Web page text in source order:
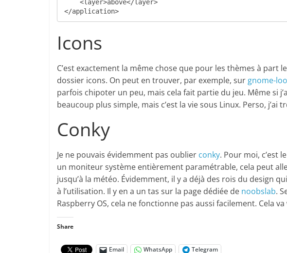
</application>
Icons
C’est exactement la même chose que pour les thèmes à part
dossier icons. On peut en trouver, par exemple, sur gnome-
parfois chipoter un peu, mais cela fait partie du jeu. Même si
beaucoup plus simple, mais c’est la vie sous Linux. Perso, j’ai
Conky
Je ne pouvais évidemment pas oublier conky. Pour moi, c’est
un moniteur système entièrement paramétrable, cela peut
jusqu’à la météo. Évidemment, il y a déjà des rois du design
à l’utilisation. Il y en a un tas sur la page dédiée de noobslab.
Raspberry OS, cela ne fonctionne pas aussi facilement. Cela
Share
Email WhatsApp Telegram